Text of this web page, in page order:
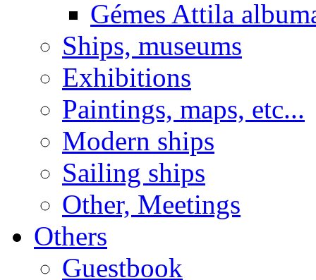
Gémes Attila
Ships, museums
Exhibitions
Paintings, maps, etc...
Modern ships
Sailing ships
Other, Meetings
Others
Guestbook